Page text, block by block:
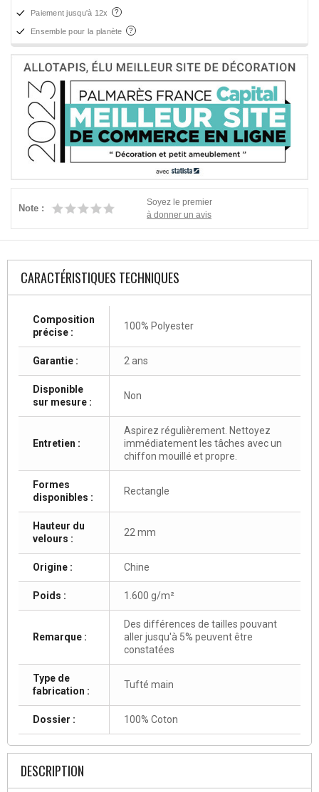
Paiement jusqu'à 12x
Ensemble pour la planète
Note :
Soyez le premier
à donner un avis
CARACTÉRISTIQUES TECHNIQUES
Composition
précise :
100% Polyester
Garantie : 2 ans
Disponible
sur mesure :
Non
Entretien :
Aspirez régulièrement. Nettoyez
immédiatement les tâches avec un
chiffon mouillé et propre.
Formes
disponibles :
Rectangle
Hauteur du
velours :
22 mm
Origine : Chine
Poids : 1.600 g/m²
Remarque :
Des différences de tailles pouvant
aller jusqu'à 5% peuvent être
constatées
Type de
fabrication :
Tufté main
Dossier : 100% Coton
DESCRIPTION